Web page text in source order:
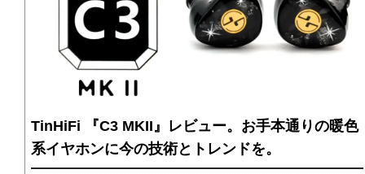
TinHiFi 『C3 MKII』レビュー。お手本通りの暖色
系イヤホンに今の技術とトレンドを。